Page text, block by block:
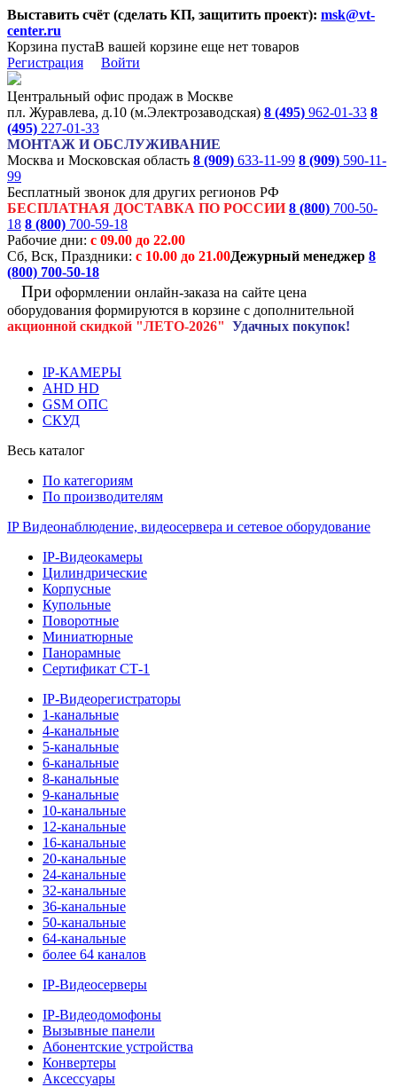
Выставить счёт (сделать КП, защитить проект): msk@vt-
center.ru
Корзина пустаВ вашей корзине еще нет товаров
Регистрация
Войти
Центральный офис продаж в Москве
пл. Журавлева, д.10 (м.Электрозаводская) 8 (495) 962-01-33 8
(495) 227-01-33
МОНТАЖ И ОБСЛУЖИВАНИЕ
Москва и Московская область 8 (909) 633-11-99 8 (909) 590-11-
99
Бесплатный звонок для других регионов РФ
БЕСПЛАТНАЯ ДОСТАВКА ПО РОССИИ 8 (800) 700-50-
18 8 (800) 700-59-18
Рабочие дни: с 09.00 до 22.00
Сб, Вск, Праздники: с 10.00 до 21.00Дежурный менеджер 8
(800) 700-50-18
При оформлении онлайн-заказа на сайте цена
оборудования формируются в корзине с дополнительной
акционной скидкой "ЛЕТО-2026" Удачных покупок!
IP-КАМЕРЫ
AHD HD
GSM ОПС
СКУД
Весь каталог
По категориям
По производителям
IP Видеонаблюдение, видеосервера и сетевое оборудование
IP-Видеокамеры
Цилиндрические
Корпусные
Купольные
Поворотные
Миниатюрные
Панорамные
Сертификат СТ-1
IP-Видеорегистраторы
1-канальные
4-канальные
5-канальные
6-канальные
8-канальные
9-канальные
10-канальные
12-канальные
16-канальные
20-канальные
24-канальные
32-канальные
36-канальные
50-канальные
64-канальные
более 64 каналов
IP-Видеосерверы
IP-Видеодомофоны
Вызывные панели
Абонентские устройства
Конвертеры
Аксессуары